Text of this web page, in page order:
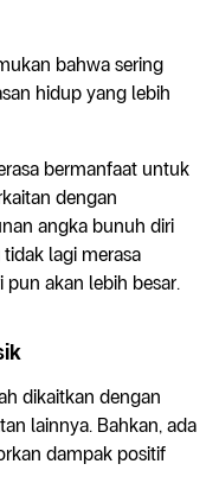
bahwa sering
hidup yang lebih
bermanfaat untuk
dengan
angka bunuh diri
tidak lagi merasa
akan lebih besar.
dikaitkan dengan
lainnya. Bahkan, ada
dampak positif